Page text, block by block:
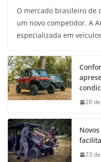
O mercado brasileiro de
um novo competidor. A
especializada em
28
23